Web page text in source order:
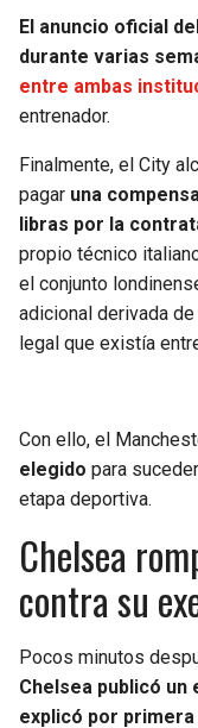
El anuncio oficial
durante varias
entre ambas
entrenador.
Finalmente, el City
pagar una
libras por la
propio técnico
el conjunto
adicional derivada
legal que existía
Con ello, el
elegido para
etapa deportiva.
Chelsea
contra su
Pocos minutos
Chelsea publicó un
explicó por